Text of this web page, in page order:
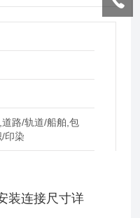
路/轨道/船舶,包
印染
装连接尺寸详